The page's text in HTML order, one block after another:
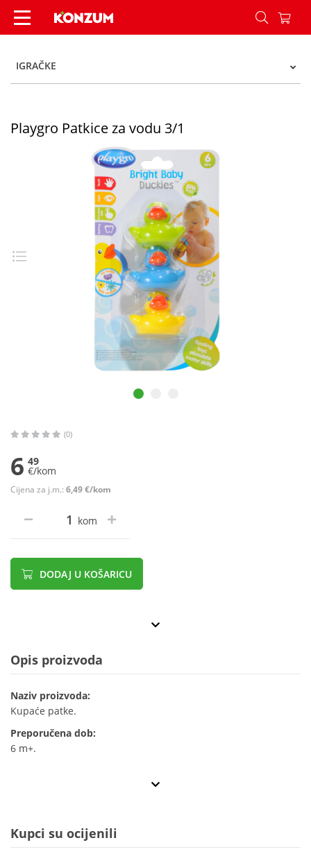
Playgro Patkice za vodu 3/1 - Konzum
IGRAČKE
Playgro Patkice za vodu 3/1
(0)
6 49
€/kom
Cijena za j.m.: 6,49 €/kom
kom
DODAJ U KOŠARICU
Opis proizvoda
Naziv proizvoda:
Kupaće patke.
Preporučena dob:
6 m+.
Kupci su ocijenili